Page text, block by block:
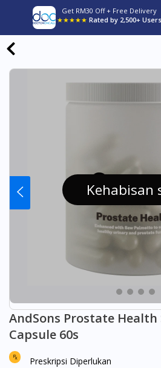
Get RM30 Off + Free Delivery
★★★★★ Rated by 2,500+ Users
Kehabisan
AndSons Prostate
Capsule 60s
Preskripsi Diperlukan